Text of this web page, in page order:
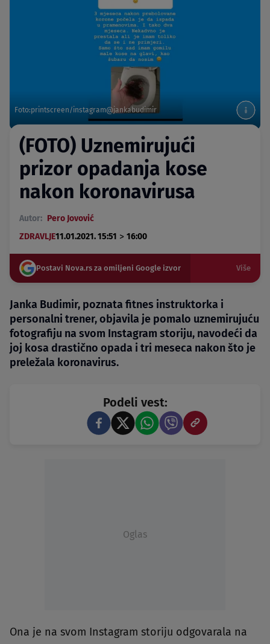
Foto:printscreen/instagram@jankabudimir
(FOTO) Uznemirujući
prizor opadanja kose
nakon koronavirusa
Autor: Pero Jovović
ZDRAVLJE11.01.2021. 15:51 > 16:00
Postavi Nova.rs za omiljeni Google izvor Više
Janka Budimir, poznata fitnes instruktorka i
personalni trener, objavila je pomalo uznemirujuću
fotografiju na svom Instagram storiju, navodeći da
joj kosa drastično opada i tri meseca nakon što je
preležala koronavirus.
Podeli vest:
Oglas
Ona je na svom Instagram storiju odgovarala na